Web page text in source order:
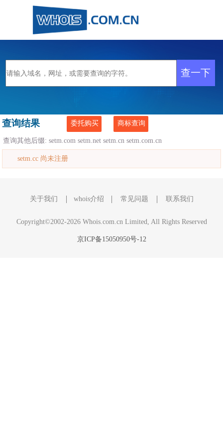
查询结果 委托购买 商标查询
查询其他后缀:setm.com setm.net setm.cn setm.com.cn
setm.cc 尚未注册
关于我们 whois介绍 常见问题 联系我们
Copyright©2002-2026 Whois.com.cn Limited, All Rights Reserved
京ICP备15050950号-12